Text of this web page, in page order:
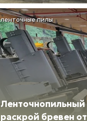
ленточные пилы
Ленточнопильный
раскрой бревен от